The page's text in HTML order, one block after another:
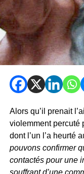
Alors qu’il prenait
violemment percuté
dont l’un l’a heurté
pouvons confirmer
contactés pour une
souffrant d’une